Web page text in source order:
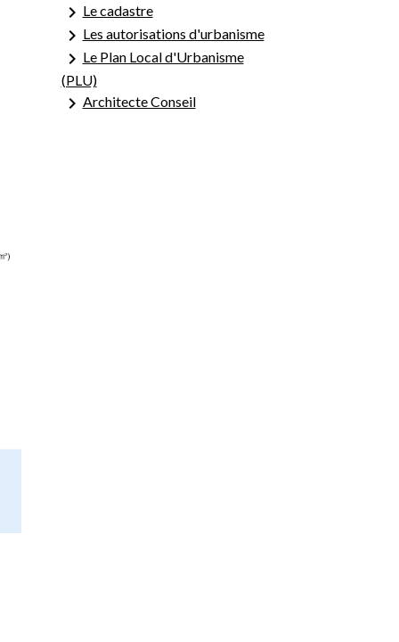
keyboard_arrow_rightLe cadastre
keyboard_arrow_rightLes autorisations d'urbanisme
keyboard_arrow_rightLe Plan Local d'Urbanisme
(PLU)
keyboard_arrow_rightArchitecte Conseil